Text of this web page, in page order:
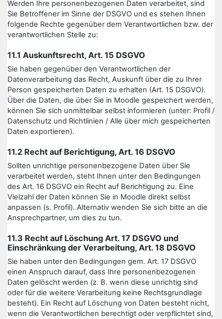
Werden Ihre personenbezogenen Daten verarbeitet, sind
Sie Betroffener im Sinne der DSGVO und es stehen Ihnen
folgende Rechte gegenüber dem Verantwortlichen bzw. der
verantwortlichen Stelle zu:
11.1 Auskunftsrecht, Art. 15 DSGVO
Sie haben gegenüber den Verantwortlichen der
Datenverarbeitung das Recht, Auskunft über die zu Ihrer
Person gespeicherten Daten zu erhalten (Art. 15 DSGVO).
Über die Daten, die über Sie in Moodle gespeichert werden,
können Sie sich unmittelbar selbst informieren (unter: Profil /
Datenschutz und Richtlinien / Alle über mich gespeicherten
Daten exportieren).
11.2 Recht auf Berichtigung, Art. 16 DSGVO
Sollten unrichtige personenbezogene Daten über Sie
verarbeitet werden, steht Ihnen unter den Bedingungen
des Art. 16 DSGVO ein Recht auf Berichtigung zu. Eine
Vielzahl der Daten können Sie in Moodle direkt selbst
anpassen (s. Profil). Alternativ wenden Sie sich bitte an die
Ansprechpartner, um dies zu tun.
11.3 Recht auf Löschung Art. 17 DSGVO und
Einschränkung der Verarbeitung, Art. 18 DSGVO
Sie haben unter den Bedingungen gem. Art. 17 DSGVO
einen Anspruch darauf, dass Ihre personenbezogenen
Daten gelöscht werden (z. B. wenn diese unrichtig sind
oder für die weitere Verarbeitung keine Rechtsgrundlage
besteht). Ein Recht auf Löschung von Daten besteht nicht,
wenn die Verantwortlichen berechtigt oder verpflichtet sind,